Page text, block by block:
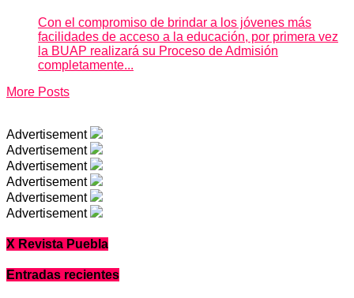
Con el compromiso de brindar a los jóvenes más
facilidades de acceso a la educación, por primera vez
la BUAP realizará su Proceso de Admisión
completamente...
More Posts
Advertisement
Advertisement
Advertisement
Advertisement
Advertisement
Advertisement
X Revista Puebla
Entradas recientes